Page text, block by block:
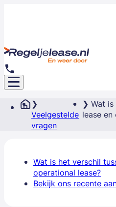
Veelgestelde
vragen
Wat
lease
Wat is het verschil
operational lease?
Bekijk ons recente